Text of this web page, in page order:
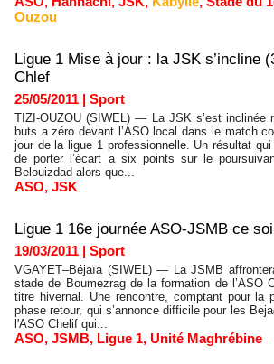
Ouzou
Ligue 1 Mise à jour : la JSK s’incline
Chlef
25/05/2011 | Sport
TIZI-OUZOU (SIWEL) — La JSK s’est inclinée
buts a zéro devant l’ASO local dans le match
jour de la ligue 1 professionnelle. Un résultat
de porter l’écart a six points sur le
Belouizdad alors que...
ASO, JSK
Ligue 1 16e journée ASO-JSMB ce
19/03/2011 | Sport
VGAYET–Béjaïa (SIWEL) — La JSMB
stade de Boumezrag de la formation de l’ASO
titre hivernal. Une rencontre, comptant pour la
phase retour, qui s’annonce difficile pour les
l'ASO Chelif qui...
ASO, JSMB, Ligue 1, Unité Maghrébine